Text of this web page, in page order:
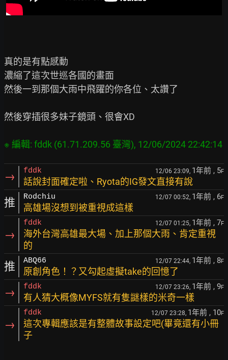
真的是有點感動
濃縮了這次世巡各國的畫面
然後一到那個大雨中飛躍的你各位、太讚了
然後穿插很多妹子鏡頭、很會XD
→ fddk 12/06 23:09, 1年前 , 5F
話說封面確定啦、Ryota的IG發文直接有說
推 Rodchiu 12/07 00:52, 1年前 , 6F
高雄場沒想到被重視成這樣
→
fddk 12/07 01:25, 1年前 , 7F
海外台灣高雄最大場、加上那個大雨、肯定重視
的
推 ABQ66 12/07 22:44, 1年前 , 8F
原創角色！？又勾起虛擬take的回憶了
→ fddk 12/07 23:26, 1年前 , 9F
有人猜大概像MYFS就有隻謎樣的米奇一樣
→
fddk 12/07 23:28, 1年前 , 10F
這次專輯應該是有整體故事設定吧(畢竟還有小冊
子